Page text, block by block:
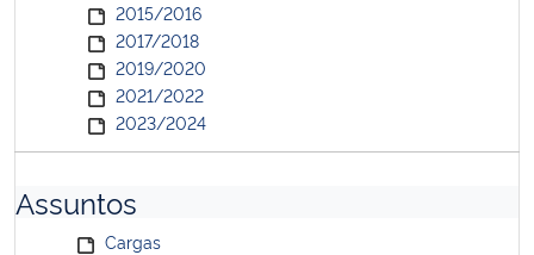
2015/2016
2017/2018
2019/2020
2021/2022
2023/2024
Assuntos
Cargas